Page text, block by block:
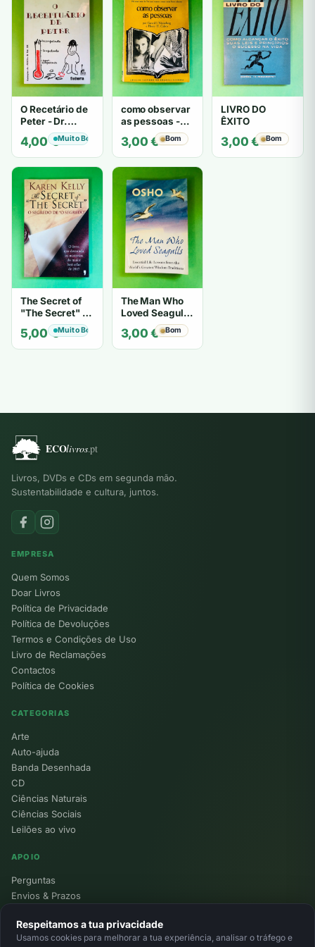
O Recetário de
Peter - Dr.
Laurence J.
Peter
4,00€Muito Bom
como observar
as pessoas -
Gerard I.
Nierenberg e
Henry H. Calero
3,00€ Bom
LIVRO DO
ÊXITO
3,00€ Bom
The Secret of
"The Secret" O
Segredo de "O
Segredo" -
Karen Kelly
5,00€Muito Bom
The Man Who
Loved Seagulls
3,00€ Bom
Livros, DVDs e CDs em segunda mão.
Sustentabilidade e cultura, juntos.
EMPRESA
Quem Somos
Doar Livros
Política de Privacidade
Política de Devoluções
Termos e Condições de Uso
Livro de Reclamações
Contactos
Política de Cookies
CATEGORIAS
Arte
Auto-ajuda
Banda Desenhada
CD
Ciências Naturais
Ciências Sociais
Leilões ao vivo
APOIO
Perguntas
Envios & Prazos
Devoluções
Minha Conta
Respeitamos a tua privacidade
Usamos cookies para melhorar a tua experiência, analisar o tráfego e